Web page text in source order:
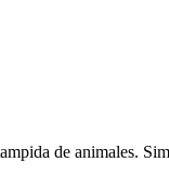
de animales.